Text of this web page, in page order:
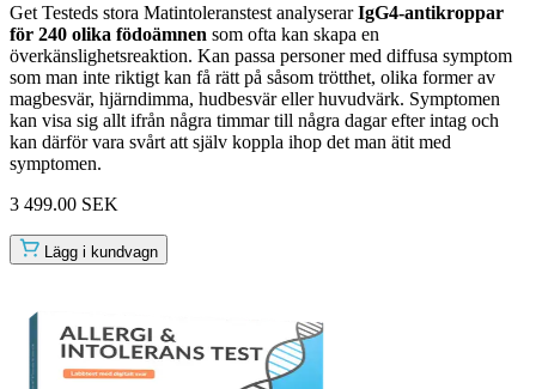
Get Testeds stora Matintoleranstest analyserar IgG4-antikroppar
för 240 olika födoämnen som ofta kan skapa en
överkänslighetsreaktion. Kan passa personer med diffusa symptom
som man inte riktigt kan få rätt på såsom trötthet, olika former av
magbesvär, hjärndimma, hudbesvär eller huvudvärk. Symptomen
kan visa sig allt ifrån några timmar till några dagar efter intag och
kan därför vara svårt att själv koppla ihop det man ätit med
symptomen.
3 499.00 SEK
Lägg i kundvagn